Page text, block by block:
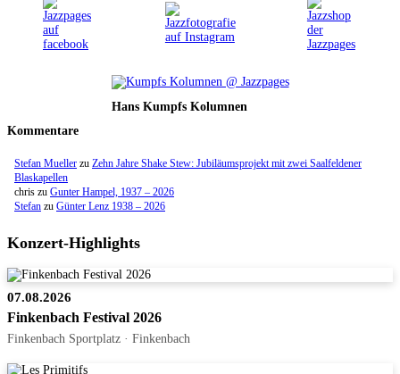
Hans Kumpfs Kolumnen
Kommentare
Stefan Mueller zu Zehn Jahre Shake Stew: Jubiläumsprojekt mit zwei Saalfeldener
Blaskapellen
chris zu Gunter Hampel, 1937 – 2026
Stefan zu Günter Lenz 1938 – 2026
Konzert-Highlights
07.08.2026
Finkenbach Festival 2026
Finkenbach Sportplatz · Finkenbach